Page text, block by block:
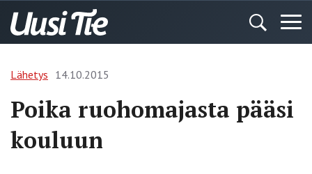
Lähetys 14.10.2015
Poika ruohomajasta pääsi
kouluun